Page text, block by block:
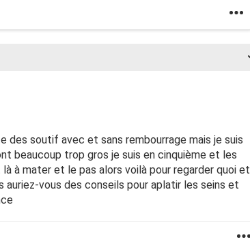
des soutif avec et sans rembourrage mais je suis
beaucoup trop gros je suis en cinquième et les
à mater et le pas alors voilà pour regarder quoi et
vous des conseils pour aplatir les seins et